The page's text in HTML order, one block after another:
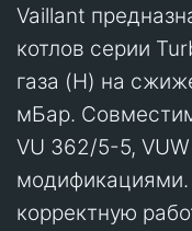
Vaillant
котлов серии
газа (H) на
мБар.
VU 362/5-5,
модификациями.
корректную